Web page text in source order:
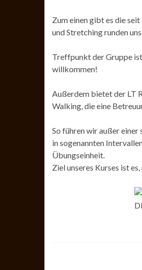
Zum einen gibt es die
und Stretching runden
Treffpunkt der Gruppe ist
willkommen!
Außerdem bietet der LT
Walking, die eine
So führen wir außer
in sogenannten
Übungseinheit.
Ziel unseres Kurses ist